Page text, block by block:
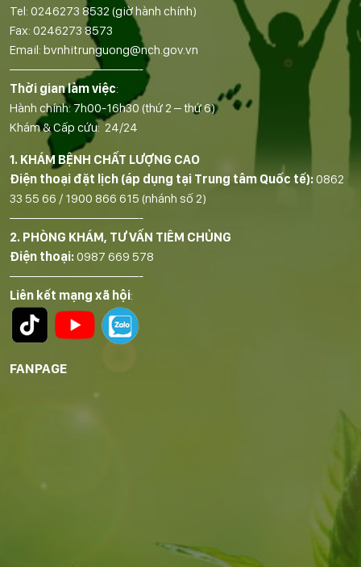
Tel: 0246273 8532 (giờ hành chính)
Fax: 0246273 8573
Email: bvnhitrunguong@nch.gov.vn
——————————-
Thời gian làm việc:
Hành chính: 7h00-16h30 (thứ 2 – thứ 6)
Khám & Cấp cứu: 24/24
1. KHÁM BỆNH CHẤT LƯỢNG CAO
Điện thoại đặt lịch (áp dụng tại Trung tâm Quốc tế):0862
33 55 66 / 1900 866 615 (nhánh số 2)
——————————-
2. PHÒNG KHÁM, TƯ VẤN TIÊM CHỦNG
Điện thoại:0987 669 578
——————————-
Liên kết mạng xã hội:
FANPAGE